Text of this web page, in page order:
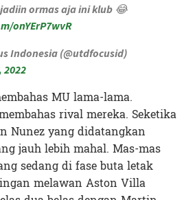
ormas aja ini klub 😂
onYErP7wvR
Indonesia (@utdfocusid)
2022
MU lama-lama.
rival mereka. Seketika
Nunez yang didatangkan
jauh lebih mahal. Mas-mas
sedang di fase buta letak
melawan Aston Villa